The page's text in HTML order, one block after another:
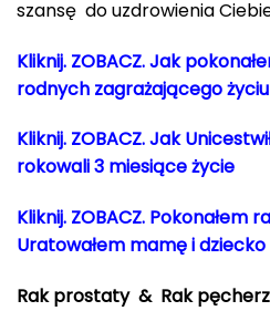
szansę do uzdrowienia
Kliknij. ZOBACZ. Jak
rodnych zagrażającego życiu
Kliknij. ZOBACZ. Jak
rokowali 3 miesiące życie
Kliknij. ZOBACZ. Pokonałem
Uratowałem mamę i dziecko
Rak prostaty & Rak